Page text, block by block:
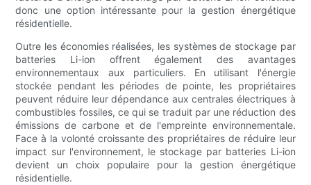
donc une option intéressante pour la gestion énergétique
résidentielle.
Outre les économies réalisées, les systèmes de stockage par
batteries Li-ion offrent également des avantages
environnementaux aux particuliers. En utilisant l'énergie
stockée pendant les périodes de pointe, les propriétaires
peuvent réduire leur dépendance aux centrales électriques à
combustibles fossiles, ce qui se traduit par une réduction des
émissions de carbone et de l'empreinte environnementale.
Face à la volonté croissante des propriétaires de réduire leur
impact sur l'environnement, le stockage par batteries Li-ion
devient un choix populaire pour la gestion énergétique
résidentielle.